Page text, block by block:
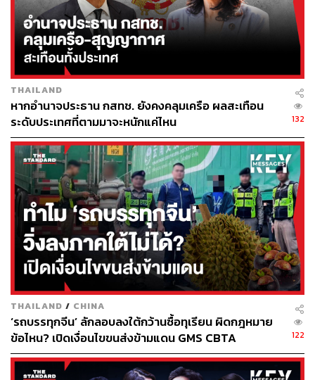
การคาดการณ์ปริมาณการปล่อยก๊าซเรือนกระจกของ
ประเทศไทยในกรณีปกติ (Business As Usual) ใน พ.ศ. 2573
จากภาคพลังงาน (รวมการขนส่ง) ภาคของเสีย ภาค
กระบวนการอุตสาหกรรมและการใช้ผลิตภัณฑ์ และภาค
เกษตรกรรม (ยังไม่รวมภาคการใช้ประโยชน์ของที่ดินและป่า
ไม้) อยู่ในราว 555 ล้านตัน คาร์บอนไดออกไซด์เทียบเท่า
หากพิจารณาตามเป้าหมาย NDC ใหม่ 40% ตามถ้อยแถลง
COP26 ที่กลาสโกว์โดยนายกรัฐมนตรีไทย ก็เท่ากับปริมาณ
ก๊าซเรือนกระจก 222 ล้านตันคาร์บอนไดออกไซด์เทียบเท่า
หรืออีกนัยหนึ่ง การปล่อยก๊าซเรือนกระจกสูงสุดใน พ.ศ. 2573
ภายใต้ NDC จะเป็น 333 ล้านตันคาร์บอนไดออกไซด์เทียบ
เท่า ส่วนยุทธศาสตร์ระยะยาวในการพัฒนาที่ปล่อยก๊าซเรือน
กระจกต่ำนั้นคาดประมาณการปล่อยก๊าซเรือนกระจกสูงสุด
ในปี 2573 ไว้ที่ 370 ล้านตันคาร์บอนไดออกไซด์เทียบเท่า
ความแตกต่างที่เกิดขึ้นมาจากการอ้างอิงปริมาณก๊าซเรือน
กระจกที่แตกต่างกันในปี 2548 ที่ใช้เป็นปีฐาน (Base Year)
Net Zero และความเป็นกลางทางคาร์บอน (Carbon
Neutrality)
THAILAND
หากอำนาจประธาน กสทช. ยังคงคลุมเครือ ผลสะเทือน
ระดับประเทศที่ตามมาจะหนักแค่ไหน
132
THAILAND / CHINA
‘รถบรรทุกจีน’ ลักลอบลงใต้กว้านซื้อทุเรียน ผิดกฎหมาย
ข้อไหน? เปิดเงื่อนไขขนส่งข้ามแดน GMS CBTA
122